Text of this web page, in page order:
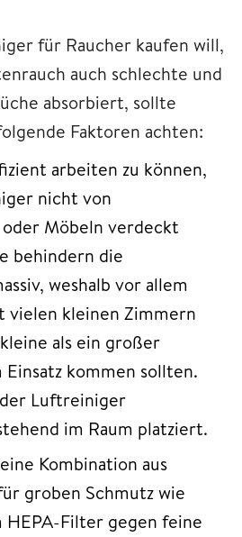
für Raucher kaufen will,
auch schlechte und
absorbiert, sollte
Faktoren achten:
arbeiten zu können,
nicht von
Möbeln verdeckt
behindern die
weshalb vor allem
vielen kleinen Zimmern
als ein großer
kommen sollten.
Luftreiniger
im Raum platziert.
Kombination aus
groben Schmutz wie
HEPA-Filter gegen feine